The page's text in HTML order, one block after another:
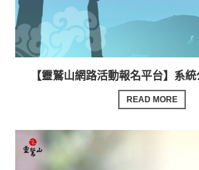
【靈鷲山網路活動報名平台】系
READ MORE